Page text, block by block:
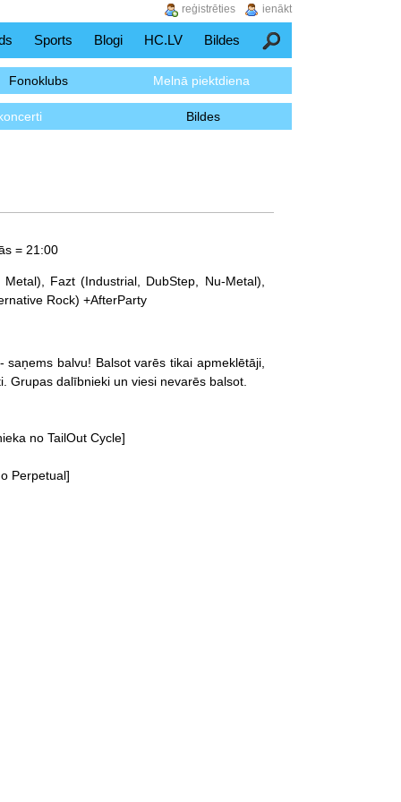
Sports Blogi HC.LV Bildes Meklēšana
Fonoklubs Melnā piektdiena
Bildes
= 21:00
Fazt (Industrial, DubStep, Nu-Metal),
Rock) +AfterParty
balvu! Balsot varēs tikai apmeklētāji,
Grupas dalībnieki un viesi nevarēs balsot.
no TailOut Cycle]
Perpetual]
ienākt
reģistrēties